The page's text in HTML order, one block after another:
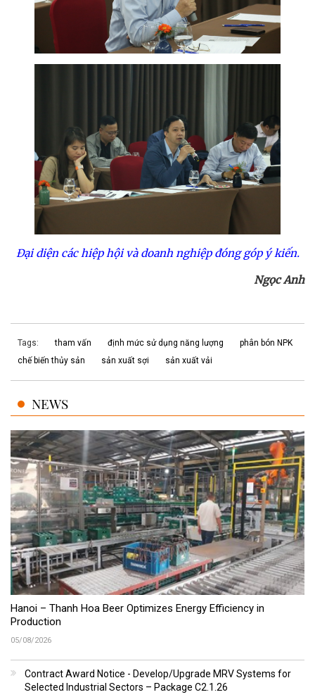
Đại diện các hiệp hội và doanh nghiệp đóng góp ý kiến.
Ngọc Anh
Tags: tham vấn định mức sử dụng năng lượng
phân bón NPK
chế biến thủy sản
sản xuất sợi sản xuất vải
NEWS
Hanoi – Thanh Hoa Beer Optimizes Energy Efficiency in
Production
05/08/2026
Contract Award Notice - Develop/Upgrade MRV Systems for
Selected Industrial Sectors – Package C2.1.26